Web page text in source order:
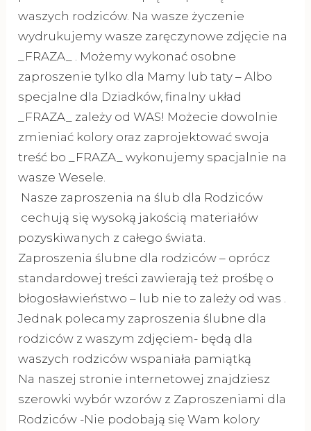
waszych rodziców. Na wasze życzenie
wydrukujemy wasze zaręczynowe zdjęcie na
_FRAZA_ . Możemy wykonać osobne
zaproszenie tylko dla Mamy lub taty – Albo
specjalne dla Dziadków, finalny układ
_FRAZA_ zależy od WAS! Możecie dowolnie
zmieniać kolory oraz zaprojektować swoja
treść bo _FRAZA_ wykonujemy spacjalnie na
wasze Wesele.
Nasze zaproszenia na ślub dla Rodziców
cechują się wysoką jakością materiałów
pozyskiwanych z całego świata.
Zaproszenia ślubne dla rodziców – oprócz
standardowej treści zawierają też prośbę o
błogosławieństwo – lub nie to zależy od was .
Jednak polecamy zaproszenia ślubne dla
rodziców z waszym zdjęciem- będą dla
waszych rodziców wspaniała pamiątką
Na naszej stronie internetowej znajdziesz
szerowki wybór wzorów z Zaproszeniami dla
Rodziców -Nie podobają się Wam kolory